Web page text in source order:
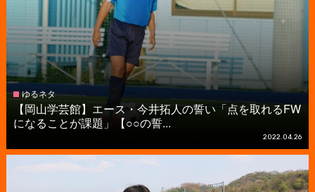
ゆるネタ
【岡山学芸館】エース・今井拓人の誓い「点を取れるFW
になることが課題」【○○の誓...
2022.04.26